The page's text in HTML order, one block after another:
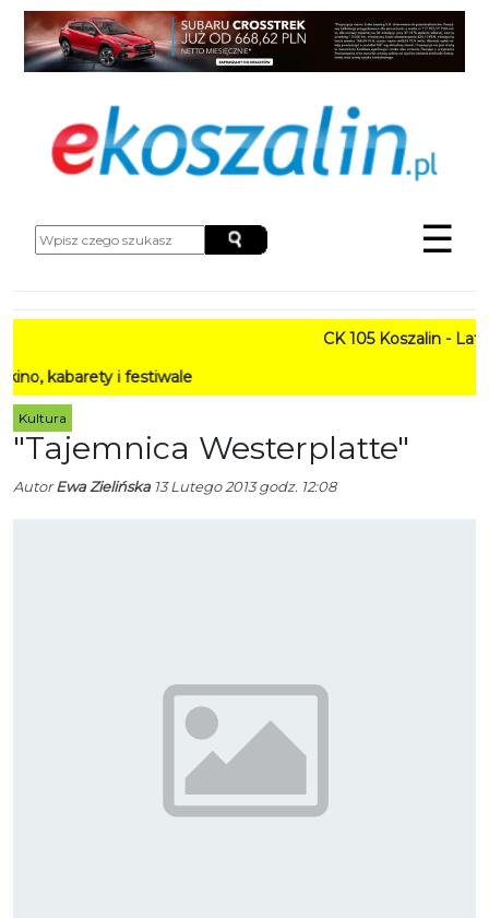
☰
CK 105 Koszalin - Lato w
i festiwale
Kultura
"Tajemnica Westerplatte"
AutorEwa Zielińska13 Lutego 2013 godz. 12:08